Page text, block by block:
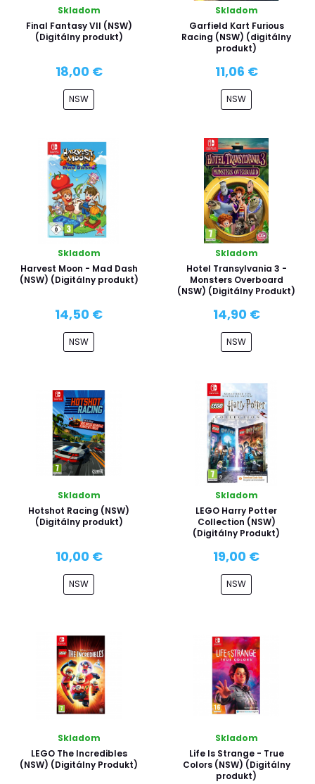
Skladom
Final Fantasy VII (NSW)
(Digitálny produkt)
18,00 €
NSW
Skladom
Garfield Kart Furious
Racing (NSW) (digitálny
produkt)
11,06 €
NSW
Skladom
Harvest Moon - Mad Dash
(NSW) (Digitálny produkt)
14,50 €
NSW
Skladom
Hotel Transylvania 3 -
Monsters Overboard
(NSW) (Digitálny Produkt)
14,90 €
NSW
Skladom
Hotshot Racing (NSW)
(Digitálny produkt)
10,00 €
NSW
Skladom
LEGO Harry Potter
Collection (NSW)
(Digitálny Produkt)
19,00 €
NSW
Skladom
LEGO The Incredibles
(NSW) (Digitálny Produkt)
Skladom
Life Is Strange - True
Colors (NSW) (Digitálny
produkt)